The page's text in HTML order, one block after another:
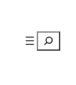
Buscar